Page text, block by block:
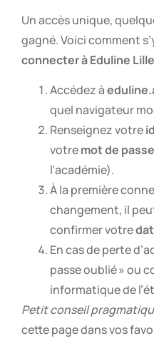
Un accès unique,
gagné. Voici comment
connecter à Eduline Lille
Accédez à
quel navigateur
Renseignez votre
votremot de passe
l’académie).
À la première
changement, il
confirmer votre
En cas de perte
passe oublié » ou
informatique de
Petit conseil
cette page dans vos